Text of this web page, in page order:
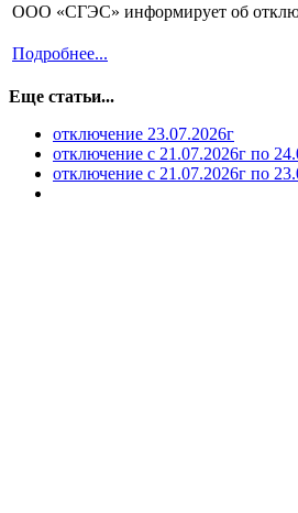
ООО «СГЭС» информирует об
Подробнее...
Еще статьи...
отключение 23.07.2026г
отключение с 21.07.2026г по
отключение с 21.07.2026г по